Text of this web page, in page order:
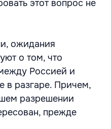
этот вопрос не
ожидания
о том, что
Россией и
в разгаре. Причем,
разрешении
прежде